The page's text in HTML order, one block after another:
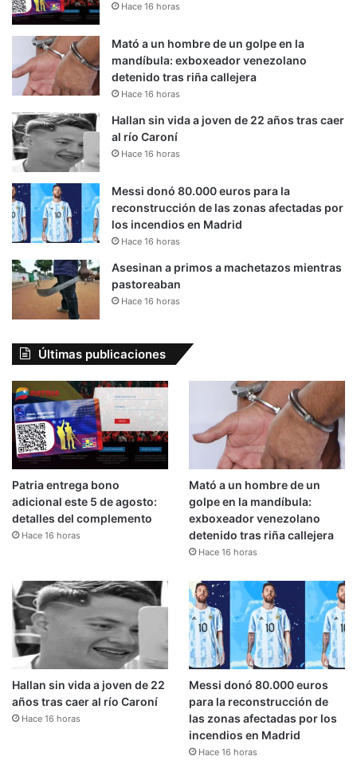
Hace 16 horas
Mató a un hombre de un golpe en la
mandíbula: exboxeador venezolano
detenido tras riña callejera
Hace 16 horas
Hallan sin vida a joven de 22 años tras caer
al río Caroní
Hace 16 horas
Messi donó 80.000 euros para la
reconstrucción de las zonas afectadas por
los incendios en Madrid
Hace 16 horas
Asesinan a primos a machetazos mientras
pastoreaban
Hace 16 horas
Últimas publicaciones
Patria entrega bono
adicional este 5 de agosto:
detalles del complemento
Hace 16 horas
Mató a un hombre de un
golpe en la mandíbula:
exboxeador venezolano
detenido tras riña callejera
Hace 16 horas
Hallan sin vida a joven de 22
años tras caer al río Caroní
Hace 16 horas
Messi donó 80.000 euros
para la reconstrucción de
las zonas afectadas por los
incendios en Madrid
Hace 16 horas